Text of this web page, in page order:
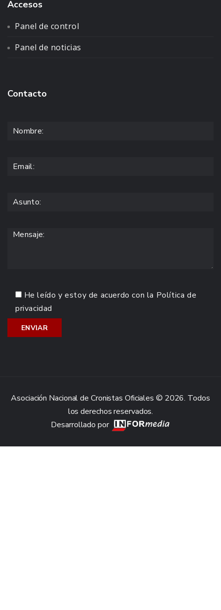
Accesos
Panel de control
Panel de noticias
Contacto
He leído y estoy de acuerdo con la Política de
privacidad
Asociación Nacional de Cronistas Oficiales © 2026. Todos
los derechos reservados.
Desarrollado por